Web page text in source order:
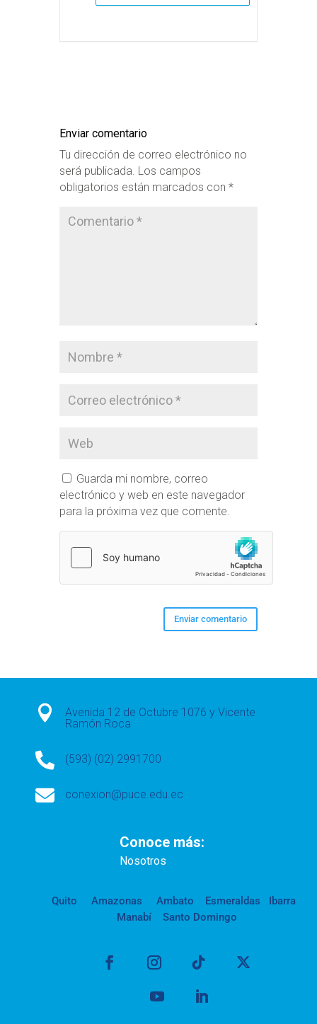
Enviar comentario
Tu dirección de correo electrónico no
será publicada. Los campos
obligatorios están marcados con *
Guarda mi nombre, correo
electrónico y web en este navegador
para la próxima vez que comente.

Avenida 12 de Octubre 1076 y Vicente
Ramón Roca
 (593) (02) 2991700
 conexion@puce.edu.ec
Conoce más:
Nosotros
Quito Amazonas Ambato Esmeraldas
Ibarra
Manabí
Santo Domingo